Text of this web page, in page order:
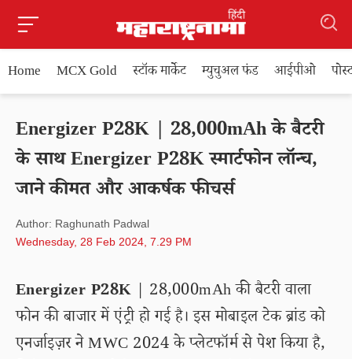
Home MCX Gold स्टॉक मार्केट म्युचुअल फंड आईपीओ
Energizer P28K | 28,000mAh के बैटरी
के साथ Energizer P28K स्मार्टफोन लॉन्च,
जाने कीमत और आकर्षक फीचर्स
Author: Raghunath Padwal
Wednesday, 28 Feb 2024, 7.29 PM
Energizer P28K | 28,000mAh की बैटरी वाला
फोन की बाजार में एंट्री हो गई है। इस मोबाइल टेक ब्रांड को
एनर्जाइज़र ने MWC 2024 के प्लेटफॉर्म से पेश किया है,